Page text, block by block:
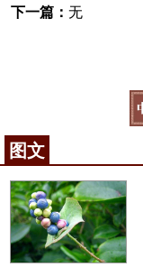
下一篇： 无
图文